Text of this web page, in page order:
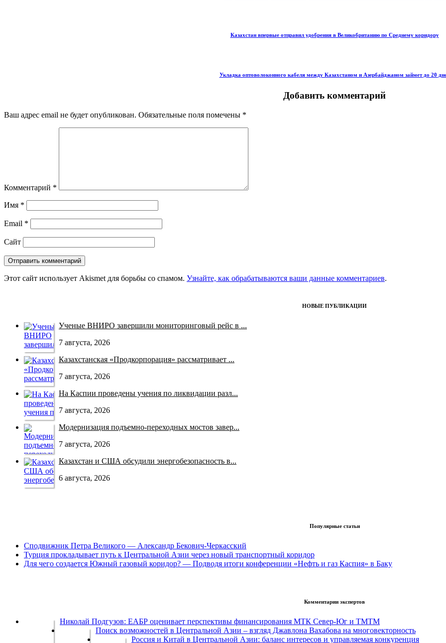
Казахстан впервые отправил удобрения в Великобританию по Среднему коридору
Укладка оптоволоконного кабеля между Казахстаном и Азербайджаном займет до 20
Добавить комментарий
Ваш адрес email не будет опубликован. Обязательные поля помечены *
Комментарий *
Имя *
Email *
Сайт
Этот сайт использует Akismet для борьбы со спамом. Узнайте, как обрабатываются ваши данные комментариев.
НОВЫЕ ПУБЛИКАЦИИ
Ученые ВНИРО завершили мониторинговый рейс в ...
7 августа, 2026
Казахстанская «Продкорпорация» рассматривает ...
7 августа, 2026
На Каспии проведены учения по ликвидации разл...
7 августа, 2026
Модернизация подъемно-переходных мостов завер...
7 августа, 2026
Казахстан и США обсудили энергобезопасность в...
6 августа, 2026
Популярные статьи
Сподвижник Петра Великого — Александр Бекович-Черкасский
Турция прокладывает путь к Центральной Азии через новый транспортный коридор
Для чего создается Южный газовый коридор? — Подводя итоги конференции «Нефть и газ Каспия» в Баку
Комментарии экспертов
Николай Подгузов: ЕАБР оценивает перспективы финансирования МТК Север-Юг и ТМТМ
Поиск возможностей в Центральной Азии – взгляд Джавлона Вахабова на многовекторность
Россия и Китай в Центральной Азии: баланс интересов и управляемая конкуренция